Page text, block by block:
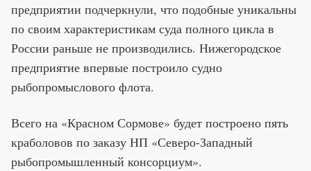
предприятии подчеркнули, что подобные уникальны
по своим характеристикам суда полного цикла в
России раньше не производились. Нижегородское
предприятие впервые построило судно
рыбопромыслового флота.
Всего на «Красном Сормове» будет построено пять
краболовов по заказу НП «Северо-Западный
рыбопромышленный консорциум».